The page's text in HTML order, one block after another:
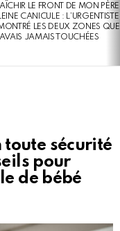
LE FRONT DE MON PÈRE
CANICULE : L’URGENTISTE
LES DEUX ZONES QUE
JAMAIS TOUCHÉES
toute sécurité
pour
de bébé